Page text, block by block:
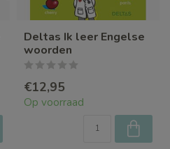
Deltas Ik leer Engelse
woorden
€12,95
Op voorraad